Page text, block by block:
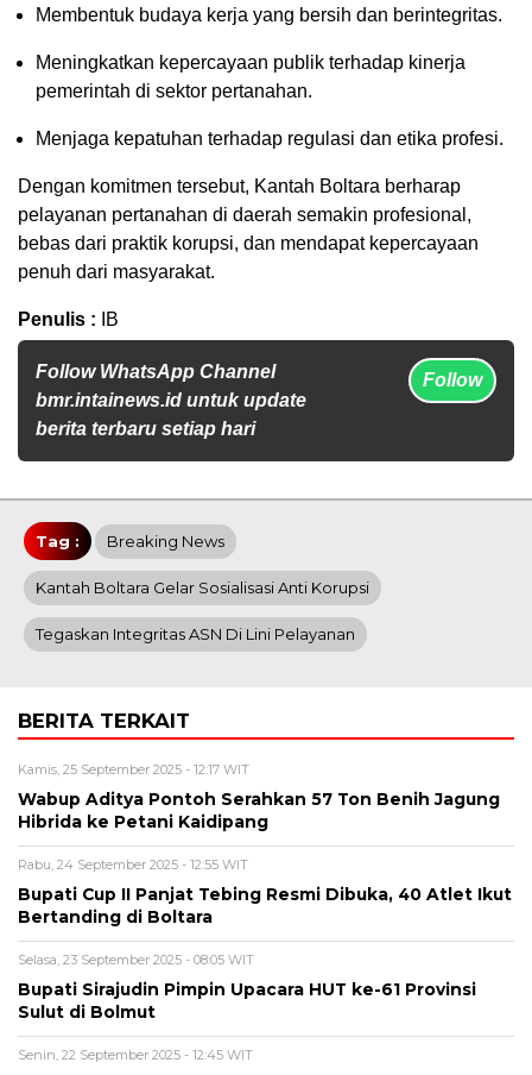
Membentuk budaya kerja yang bersih dan berintegritas.
Meningkatkan kepercayaan publik terhadap kinerja
pemerintah di sektor pertanahan.
Menjaga kepatuhan terhadap regulasi dan etika profesi.
Dengan komitmen tersebut, Kantah Boltara berharap
pelayanan pertanahan di daerah semakin profesional,
bebas dari praktik korupsi, dan mendapat kepercayaan
penuh dari masyarakat.
Penulis : IB
Follow WhatsApp Channel
bmr.intainews.id untuk update
berita terbaru setiap hari
Follow
Tag : Breaking News
Kantah Boltara Gelar Sosialisasi Anti Korupsi
Tegaskan Integritas ASN Di Lini Pelayanan
BERITA TERKAIT
Kamis, 25 September 2025 - 12:17 WIT
Wabup Aditya Pontoh Serahkan 57 Ton Benih Jagung
Hibrida ke Petani Kaidipang
Rabu, 24 September 2025 - 12:55 WIT
Bupati Cup II Panjat Tebing Resmi Dibuka, 40 Atlet Ikut
Bertanding di Boltara
Selasa, 23 September 2025 - 08:05 WIT
Bupati Sirajudin Pimpin Upacara HUT ke-61 Provinsi
Sulut di Bolmut
Senin, 22 September 2025 - 12:45 WIT